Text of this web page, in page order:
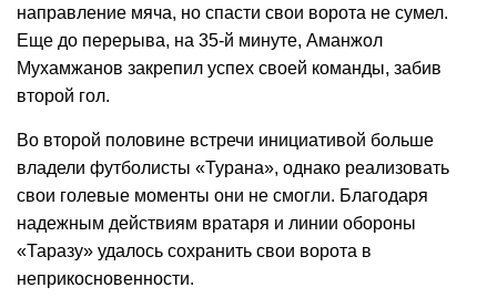
направление мяча, но спасти свои ворота не сумел.
Еще до перерыва, на 35-й минуте, Аманжол
Мухамжанов закрепил успех своей команды, забив
второй гол.
Во второй половине встречи инициативой больше
владели футболисты «Турана», однако реализовать
свои голевые моменты они не смогли. Благодаря
надежным действиям вратаря и линии обороны
«Таразу» удалось сохранить свои ворота в
неприкосновенности.